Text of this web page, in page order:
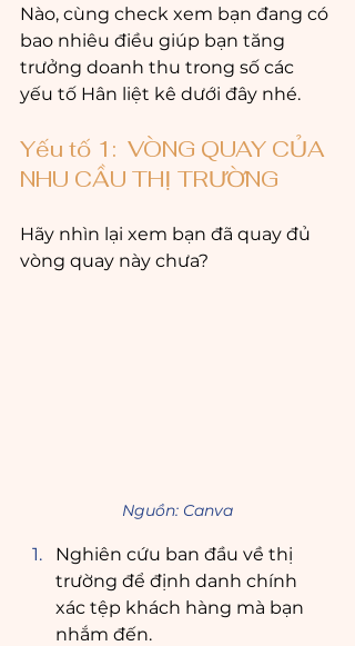
Nào, cùng check xem bạn đang có
bao nhiêu điều giúp bạn tăng
trưởng doanh thu trong số các
yếu tố Hân liệt kê dưới đây nhé.
Yếu tố 1:  VÒNG QUAY CỦA
NHU CẦU THỊ TRƯỜNG
Hãy nhìn lại xem bạn đã quay đủ
vòng quay này chưa?
Nguồn: Canva
Nghiên cứu ban đầu về thị
trường để định danh chính
xác tệp khách hàng mà bạn
nhắm đến.